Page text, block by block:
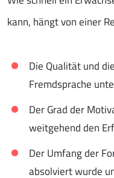
kann, hängt von einer
Die Qualität und
Fremdsprache
Der Grad der
weitgehend den
Der Umfang der
absolviert wurde